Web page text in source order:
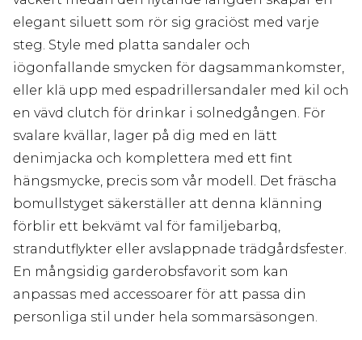
elegant siluett som rör sig graciöst med varje
steg. Style med platta sandaler och
iögonfallande smycken för dagsammankomster,
eller klä upp med espadrillersandaler med kil och
en vävd clutch för drinkar i solnedgången. För
svalare kvällar, lager på dig med en lätt
denimjacka och komplettera med ett fint
hängsmycke, precis som vår modell. Det fräscha
bomullstyget säkerställer att denna klänning
förblir ett bekvämt val för familjebarbq,
strandutflykter eller avslappnade trädgårdsfester.
En mångsidig garderobsfavorit som kan
anpassas med accessoarer för att passa din
personliga stil under hela sommarsäsongen.